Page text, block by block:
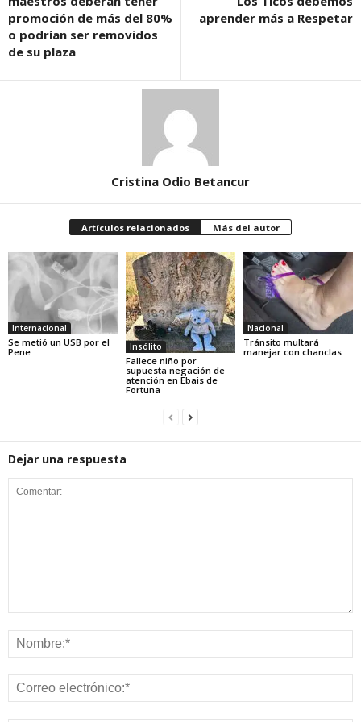
promoción de más del 80%
o podrían ser removidos
de su plaza
aprender más a Respetar
Cristina Odio Betancur
Artículos relacionados Más del autor
Internacional
Se metió un USB por el
Pene
Insólito
Fallece niño por
supuesta negación de
atención en Ebais de
Fortuna
Nacional
Tránsito multará
manejar con chanclas
Dejar una respuesta